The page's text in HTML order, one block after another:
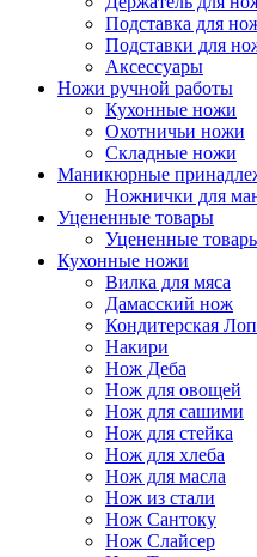
Подставка для
Подставки для
Аксессуары
Ножи ручной работы
Кухонные ножи
Охотничьи ножи
Складные ножи
Маникюрные
Ножнички для
Уцененные товары
Уцененные
Кухонные ножи
Вилка для мяса
Дамасский нож
Кондитерская
Накири
Нож Деба
Нож для овощей
Нож для сашими
Нож для стейка
Нож для хлеба
Нож для масла
Нож из стали
Нож Сантоку
Нож Слайсер